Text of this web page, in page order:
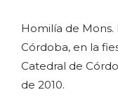
Homilía de
Córdoba, en la
Catedral de
de 2010.